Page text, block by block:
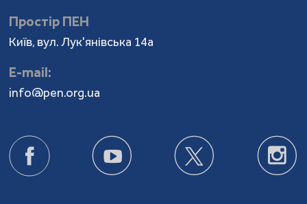
Простір ПЕН
Київ, вул. Лук'янівська 14а
Е-mail:
info@pen.org.ua